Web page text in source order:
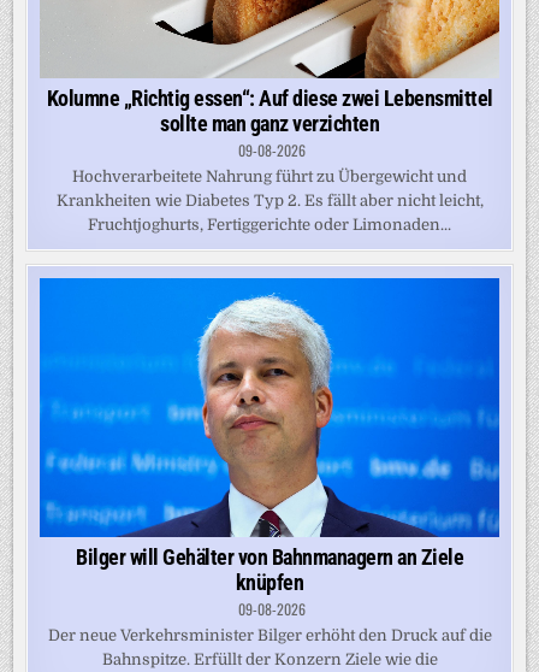
Kolumne „Richtig essen“: Auf diese zwei Lebensmittel
sollte man ganz verzichten
09-08-2026
Hochverarbeitete Nahrung führt zu Übergewicht und
Krankheiten wie Diabetes Typ 2. Es fällt aber nicht leicht,
Fruchtjoghurts, Fertiggerichte oder Limonaden...
Bilger will Gehälter von Bahnmanagern an Ziele
knüpfen
09-08-2026
Der neue Verkehrsminister Bilger erhöht den Druck auf die
Bahnspitze. Erfüllt der Konzern Ziele wie die